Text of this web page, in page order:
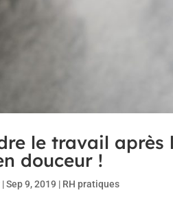
le travail après
douceur !
|Sep 9, 2019 | RH pratiques